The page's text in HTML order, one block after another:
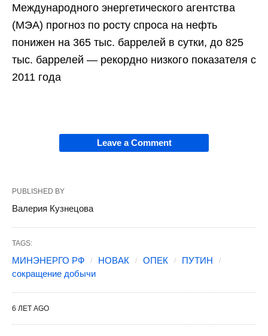
Международного энергетического агентства
(МЭА) прогноз по росту спроса на нефть
понижен на 365 тыс. баррелей в сутки, до 825
тыс. баррелей — рекордно низкого показателя с
2011 года
Leave a Comment
PUBLISHED BY
Валерия Кузнецова
TAGS:
МИНЭНЕРГО РФ НОВАК ОПЕК
ПУТИН
сокращение добычи
6 ЛЕТ AGO